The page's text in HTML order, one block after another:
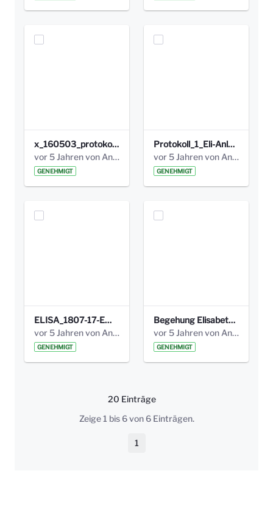
x_160503_protokoll_infoabend.pdf
vor 5 Jahren von Anni Schlumberger
GENEHMIGT
Protokoll_1_Eli-Anlage_final.pdf
vor 5 Jahren von Anni Schlumberger
GENEHMIGT
ELISA_1807-17-EW_BEZIRK-kl_compressed.pdf
vor 5 Jahren von Anni Schlumberger
GENEHMIGT
Begehung Elisabethenanlage 1.8.17_Protokoll .pdf
vor 5 Jahren von Anni Schlumberger
GENEHMIGT
20 Einträge
Pro Seite
Zeige 1 bis 6 von 6 Einträgen.
Seite
1